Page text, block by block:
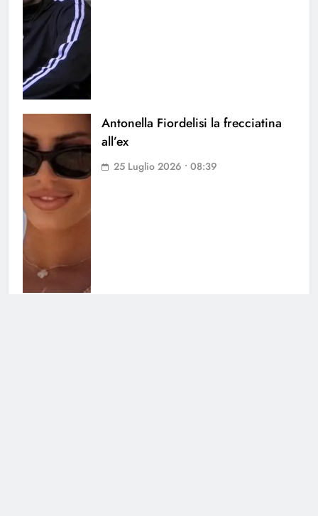
Antonella Fiordelisi la frecciatina
all’ex
25 Luglio 2026 • 08:39